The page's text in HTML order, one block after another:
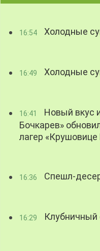
16:54 Холодные
16:49 Холодные
16:41
Новый вкус
Бочкарев»
лагер «Крушовице
16:36 Спешл-
16:29 Клубничный